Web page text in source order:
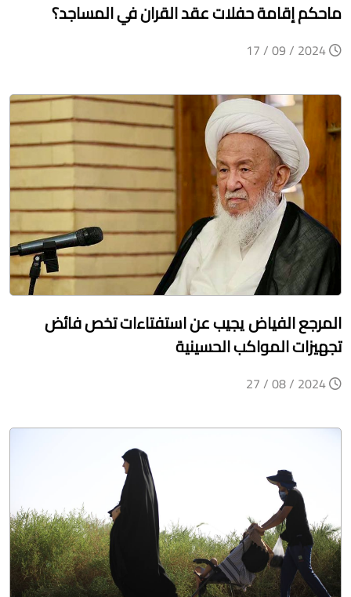
ماحكم إقامة حفلات عقد القران في المساجد؟
المرجع الفياض يجيب عن استفتاءات تخص فائض
تجهيزات المواكب الحسينية